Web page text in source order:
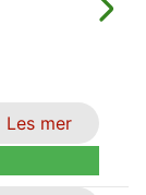
Les mer